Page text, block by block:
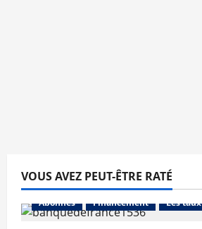
VOUS AVEZ PEUT-ÊTRE RATÉ
Abonnés Financement Les taux